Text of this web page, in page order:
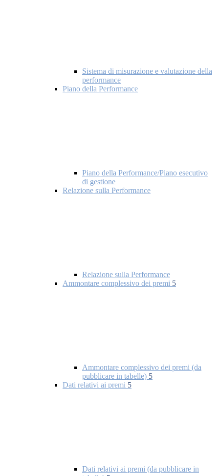
Sistema di misurazione e valutazione della
performance
Piano della Performance
Piano della Performance/Piano esecutivo
di gestione
Relazione sulla Performance
Relazione sulla Performance
Ammontare complessivo dei premi 5
Ammontare complessivo dei premi (da
pubblicare in tabelle) 5
Dati relativi ai premi 5
Dati relativi ai premi (da pubblicare in